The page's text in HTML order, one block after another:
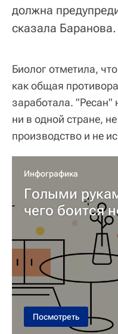
должна
сказала Баранова.
Биолог отметила,
как общая
заработала. "Ресан"
ни в одной стране,
производство и не
Инфографика
Голыми
чего боится
Посмотреть